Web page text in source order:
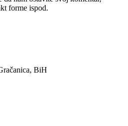
forme ispod.
BiH